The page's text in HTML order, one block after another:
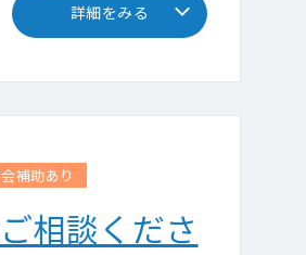
詳細をみる
補助あり
相談くださ